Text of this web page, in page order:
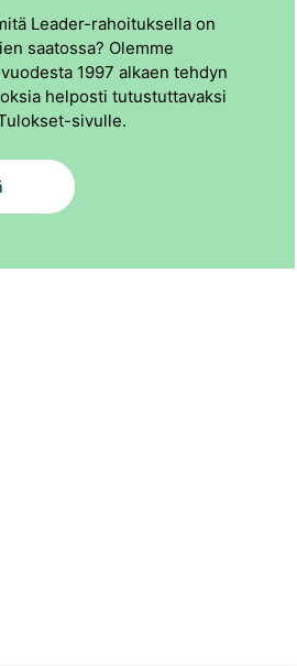
Leader-rahoituksella on
saatossa? Olemme
1997 alkaen tehdyn
helposti tutustuttavaksi
sivulle.